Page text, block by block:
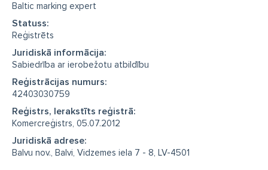
Baltic marking expert
Statuss:
Reģistrēts
Juridiskā informācija:
Sabiedrība ar ierobežotu atbildību
Reģistrācijas numurs:
42403030759
Reģistrs, Ierakstīts reģistrā:
Komercreģistrs, 05.07.2012
Juridiskā adrese:
Balvu nov., Balvi, Vidzemes iela 7 - 8, LV-4501